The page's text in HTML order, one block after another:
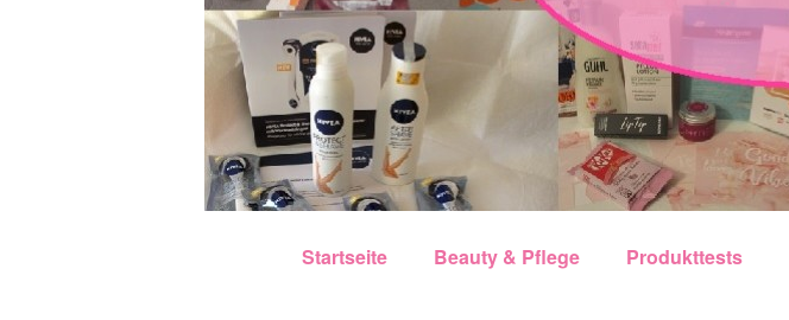
Zum Inhalt wechseln
Zum sekundären Inhalt wechseln
Startseite Beauty & Pflege Produkttests